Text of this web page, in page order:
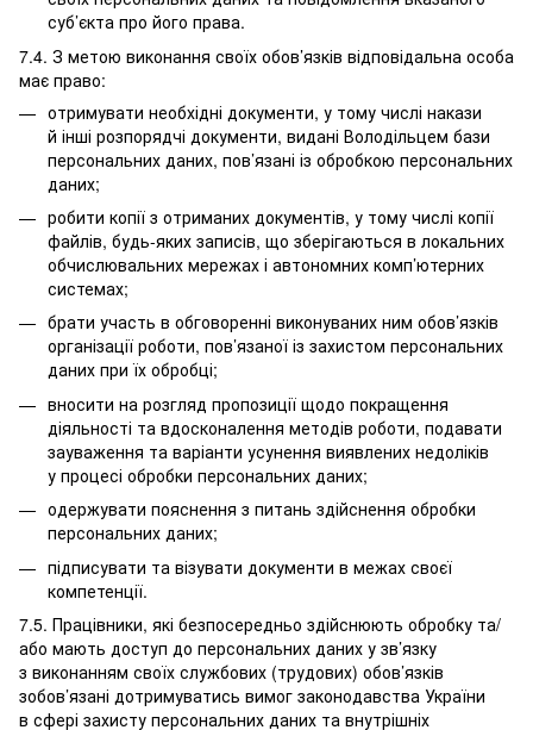
суб’єкта про його права.
7.4. З метою виконання своїх обов’язків відповідальна особа
має право:
отримувати необхідні документи, у тому числі накази
й інші розпорядчі документи, видані Володільцем бази
персональних даних, пов’язані із обробкою персональних
даних;
робити копії з отриманих документів, у тому числі копії
файлів, будь-яких записів, що зберігаються в локальних
обчислювальних мережах і автономних комп’ютерних
системах;
брати участь в обговоренні виконуваних ним обов’язків
організації роботи, пов’язаної із захистом персональних
даних при їх обробці;
вносити на розгляд пропозиції щодо покращення
діяльності та вдосконалення методів роботи, подавати
зауваження та варіанти усунення виявлених недоліків
у процесі обробки персональних даних;
одержувати пояснення з питань здійснення обробки
персональних даних;
підписувати та візувати документи в межах своєї
компетенції.
7.5. Працівники, які безпосередньо здійснюють обробку та/
або мають доступ до персональних даних у зв’язку
з виконанням своїх службових (трудових) обов’язків
зобов’язані дотримуватись вимог законодавства України
в сфері захисту персональних даних та внутрішніх